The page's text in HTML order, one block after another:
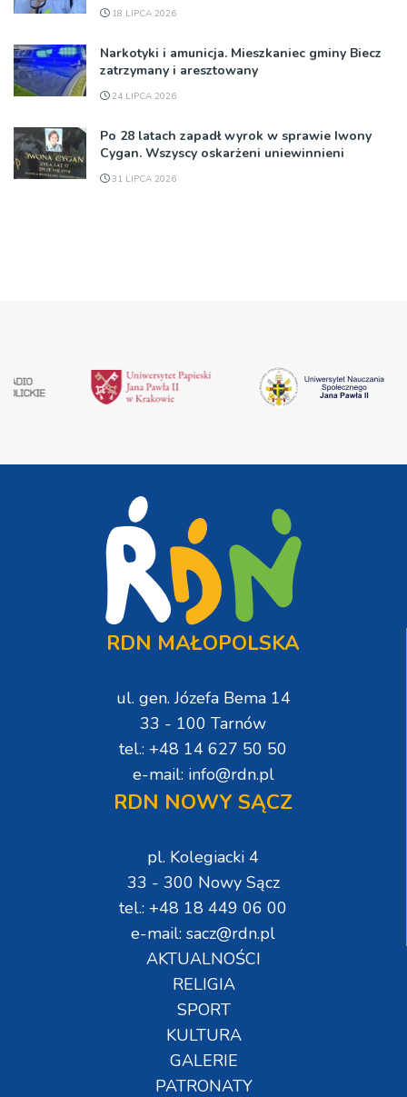
18 LIPCA 2026
Narkotyki i amunicja. Mieszkaniec gminy Biecz
zatrzymany i aresztowany
24 LIPCA 2026
Po 28 latach zapadł wyrok w sprawie Iwony
Cygan. Wszyscy oskarżeni uniewinnieni
31 LIPCA 2026
RDN MAŁOPOLSKA
ul. gen. Józefa Bema 14
33 - 100 Tarnów
tel.: +48 14 627 50 50
e-mail: info@rdn.pl
RDN NOWY SĄCZ
pl. Kolegiacki 4
33 - 300 Nowy Sącz
tel.: +48 18 449 06 00
e-mail: sacz@rdn.pl
AKTUALNOŚCI
RELIGIA
SPORT
KULTURA
GALERIE
PATRONATY